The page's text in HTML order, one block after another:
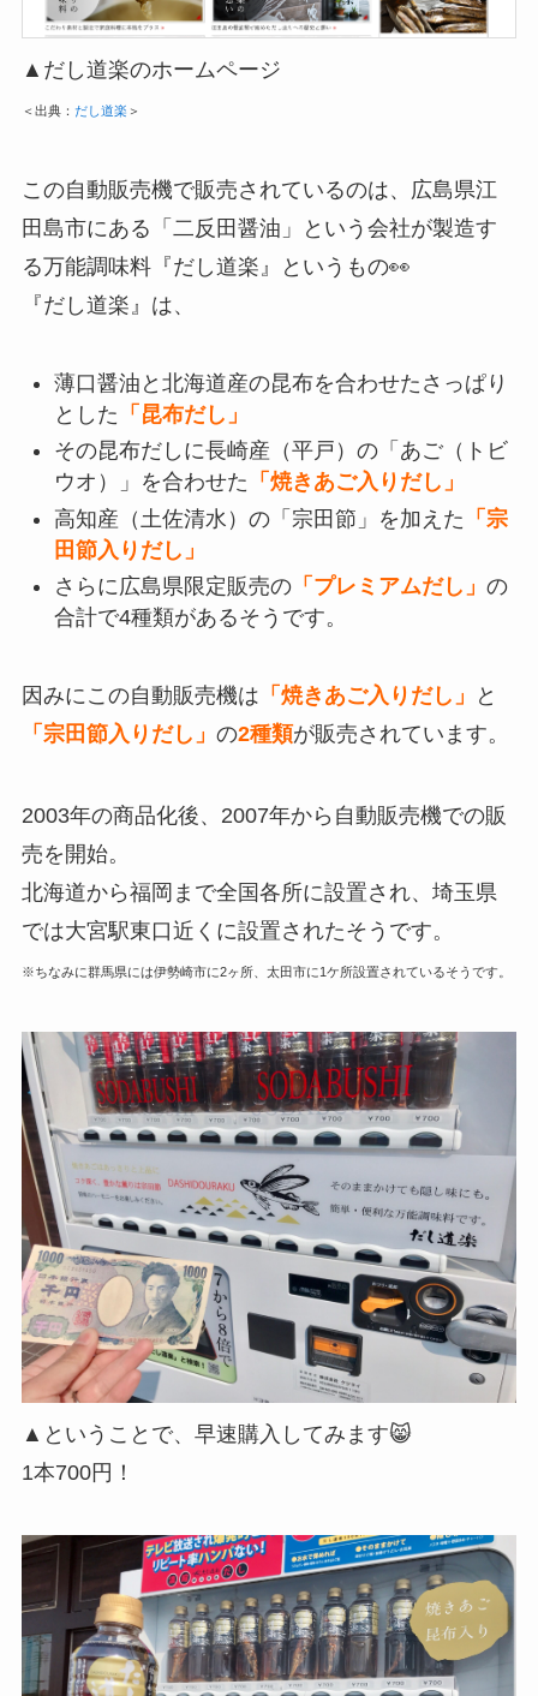
▲だし道楽のホームページ
＜出典： だし道楽 ＞
この自動販売機で販売されているのは、広島県江
田島市にある「二反田醤油」という会社が製造す
る万能調味料『だし道楽』というもの👀
『だし道楽』は、
薄口醤油と北海道産の昆布を合わせたさっぱり
とした 「昆布だし」
その昆布だしに長崎産（平戸）の「あご（トビ
ウオ）」を合わせた 「焼きあご入りだし」
高知産（土佐清水）の「宗田節」を加えた 「宗
田節入りだし」
さらに広島県限定販売の「プレミアムだし」 の
合計で4種類があるそうです。
因みにこの自動販売機は 「焼きあご入りだし」
と
「宗田節入りだし」 の2種類が販売されています。
2003年の商品化後、2007年から自動販売機での販
売を開始。
北海道から福岡まで全国各所に設置され、埼玉県
では大宮駅東口近くに設置されたそうです。
※ちなみに群馬県には伊勢崎市に2ヶ所、太田市に1ケ所設置されているそうです。
▲ということで、早速購入してみます😸
1本700円！